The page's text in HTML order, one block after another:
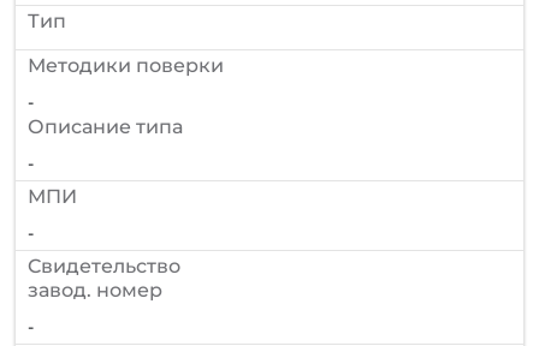
Тип
Методики поверки
-
Описание типа
-
МПИ
-
Cвидетельство
завод. номер
-